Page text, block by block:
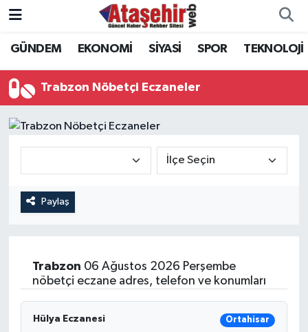
GÜNDEM EKONOMİ SİYASİ SPOR TEKNOLOJİ
Trabzon Nöbetçi Eczaneler
Paylaş
Trabzon 06 Ağustos 2026 Perşembe
nöbetçi eczane adres, telefon ve konumları
Hülya Eczanesi Ortahisar
Hava Durumu
Trafik Durumu
Süper Lig Puan Durumu ve Fikstür
Son Dakika Haberleri